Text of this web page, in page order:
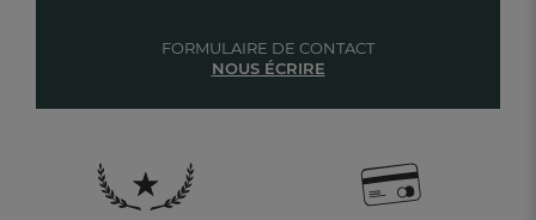
FORMULAIRE DE CONTACT
NOUS ÉCRIRE